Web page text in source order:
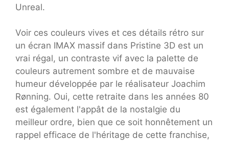
Unreal.
Voir ces couleurs vives et ces détails rétro sur
un écran IMAX massif dans Pristine 3D est un
vrai régal, un contraste vif avec la palette de
couleurs autrement sombre et de mauvaise
humeur développée par le réalisateur Joachim
Rønning. Oui, cette retraite dans les années 80
est également l'appât de la nostalgie du
meilleur ordre, bien que ce soit honnêtement un
rappel efficace de l'héritage de cette franchise,